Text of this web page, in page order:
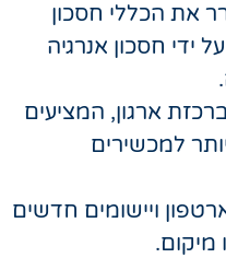
את הכללי חסכון
האנרגיה בפרישות טלפון IP על ידי חסכון אנרגיה
ארגון, המציעים
למכשירים
ויישומים חדשים
מיקום.